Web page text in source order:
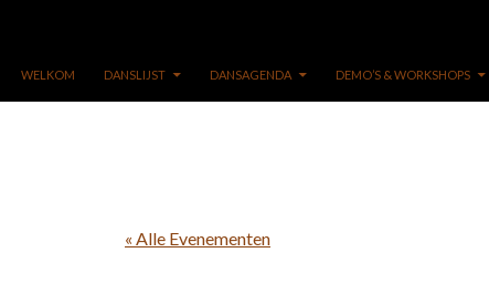
WELKOM
DANSLIJST DANSAGENDA DEMO’S & WORKSHOPS
« Alle Evenementen